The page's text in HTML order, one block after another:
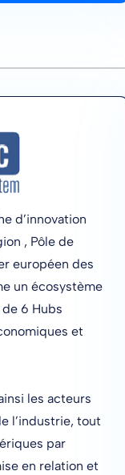
d’innovation
, Pôle de
européen des
un écosystème
6 Hubs
et
les acteurs
l’industrie, tout
par
en relation et